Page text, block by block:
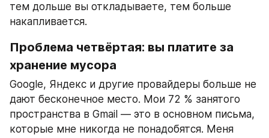
тем дольше вы откладываете, тем больше
накапливается.
Проблема четвёртая: вы платите за
хранение мусора
Google, Яндекс и другие провайдеры больше не
дают бесконечное место. Мои 72 % занятого
пространства в Gmail — это в основном письма,
которые мне никогда не понадобятся. Меня